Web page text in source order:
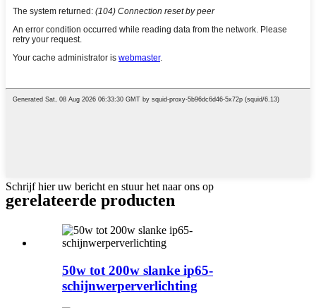
Schrijf hier uw bericht en stuur het naar ons op
gerelateerde producten
50w tot 200w slanke ip65-
schijnwerperverlichting